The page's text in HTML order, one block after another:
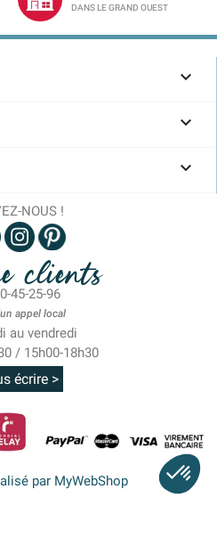
DANS LE GRAND OUEST



NOUS !
clients
45-25-96
appel local
au vendredi
/ 15h00-18h30
écrire >
par MyWebShop